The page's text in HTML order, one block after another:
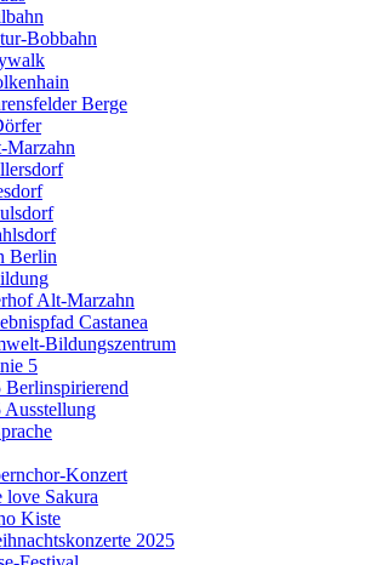
Bobbahn
Berge
Marzahn
Berlin
Alt-Marzahn
Castanea
Bildungszentrum
5
Berlinspirierend
Ausstellung
Konzert
love Sakura
Kiste
2025